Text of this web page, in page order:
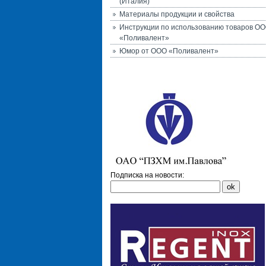
Материалы продукции и свойства
Инструкции по использованию товаров
«Поливалент»
Юмор от ООО «Поливалент»
Подписка на новости: